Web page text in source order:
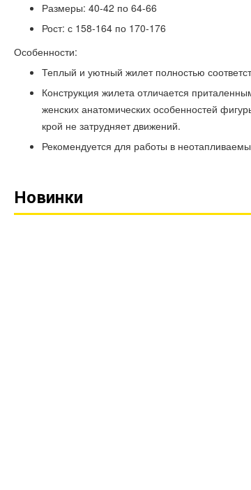
Размеры: 40-42 по 64-66
Рост: с 158-164 по 170-176
Особенности:
Теплый и уютный жилет полностью
Конструкция жилета отличается
женских анатомических особенностей
крой не затрудняет движений.
Рекомендуется для работы в
Новинки